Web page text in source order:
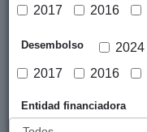
2017
2016
Desembolso 2024
2017
2016
Entidad financiadora